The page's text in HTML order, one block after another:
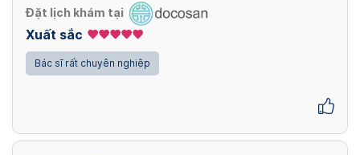
Đặt lịch khám tại
Xuất sắc
Bác sĩ rất chuyên nghiệp